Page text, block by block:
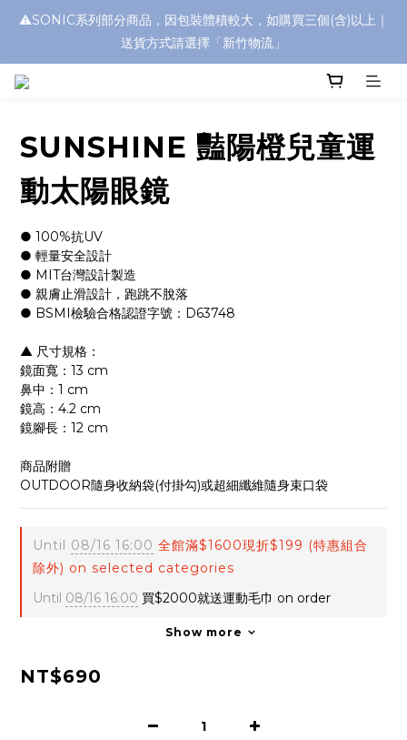
浮水太陽眼鏡🌊 全面升級新上市🎉
⚠️SONIC系列部分商品，因包裝體積較大，如購買三個(含)以上｜
送貨方式請選擇「新竹物流」
SUNSHINE 豔陽橙兒童運
動太陽眼鏡
● 100%抗UV
● 輕量安全設計
● MIT台灣設計製造
● 親膚止滑設計，跑跳不脫落
● BSMI檢驗合格認證字號：D63748
▲ 尺寸規格：
鏡面寬：13 cm
鼻中：1 cm
鏡高：4.2 cm
鏡腳長：12 cm
商品附贈
OUTDOOR隨身收納袋(付掛勾)或超細纖維隨身束口袋
Until 08/16 16:00 全館滿$1600現折$199 (特惠組合
除外) on selected categories
Until 08/16 16:00 買$2000就送運動毛巾 on order
Show more
NT$690